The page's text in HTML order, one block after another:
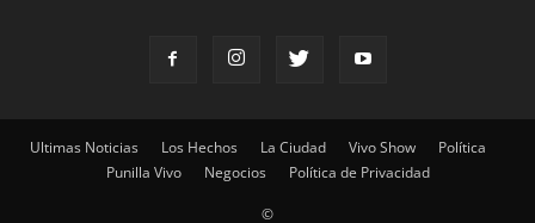
Ultimas Noticias Los Hechos La Ciudad Vivo Show
Política
Punilla Vivo
Negocios Política de Privacidad
©